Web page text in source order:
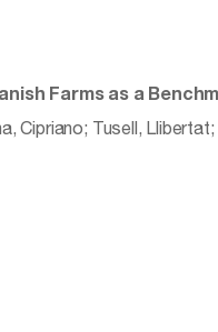
Farms as a
Cipriano; Tusell, Llibertat;